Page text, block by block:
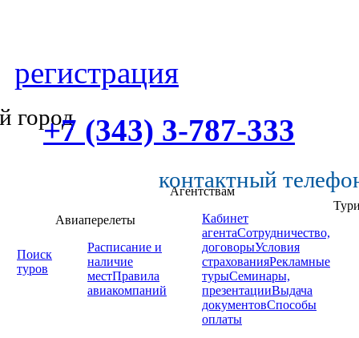
регистрация
город
+7 (343) 3-787-333
контактный
Поиск
туров
Авиаперелеты
Расписание и
наличие
местПравила
авиакомпаний
Агентствам
Кабинет
агентаСотрудничество,
договорыУсловия
страхованияРекламные
турыСеминары,
презентацииВыдача
документовСпособы
оплаты